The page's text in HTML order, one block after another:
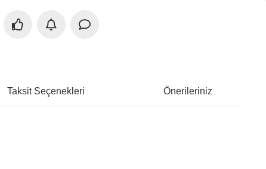
Taksit Seçenekleri Önerileriniz